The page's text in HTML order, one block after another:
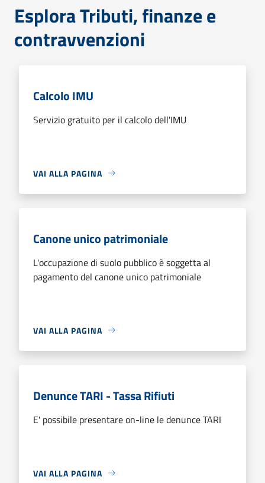
Esplora Tributi, finanze e
contravvenzioni
Calcolo IMU
Servizio gratuito per il calcolo dell'IMU
VAI ALLA PAGINA
Canone unico patrimoniale
L'occupazione di suolo pubblico è soggetta al
pagamento del canone unico patrimoniale
VAI ALLA PAGINA
Denunce TARI - Tassa Rifiuti
E' possibile presentare on-line le denunce TARI
VAI ALLA PAGINA